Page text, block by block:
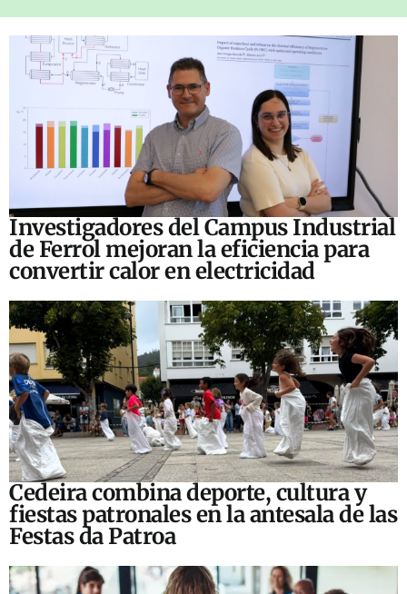
Investigadores del Campus Industrial
de Ferrol mejoran la eficiencia para
convertir calor en electricidad
Cedeira combina deporte, cultura y
fiestas patronales en la antesala de las
Festas da Patroa